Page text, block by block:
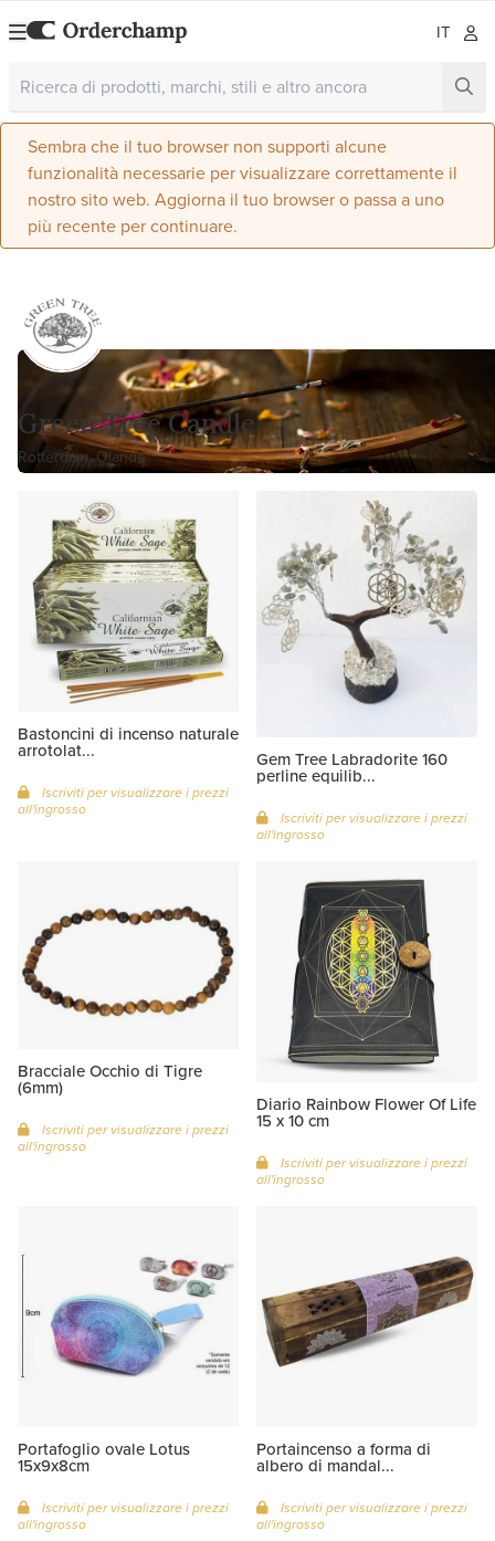
IT
Sembra che il tuo browser non supporti alcune
funzionalità necessarie per visualizzare correttamente il
nostro sito web. Aggiorna il tuo browser o passa a uno
più recente per continuare.
Green Tree Candle
Rotterdam, Olanda
Bastoncini di incenso naturale
arrotolat...
Iscriviti per visualizzare i prezzi
all'ingrosso
Gem Tree Labradorite 160
perline equilib...
Iscriviti per visualizzare i prezzi
all'ingrosso
Bracciale Occhio di Tigre
(6mm)
Iscriviti per visualizzare i prezzi
all'ingrosso
Diario Rainbow Flower Of Life
15 x 10 cm
Iscriviti per visualizzare i prezzi
all'ingrosso
Portafoglio ovale Lotus
15x9x8cm
Iscriviti per visualizzare i prezzi
all'ingrosso
Portaincenso a forma di
albero di mandal...
Iscriviti per visualizzare i prezzi
all'ingrosso